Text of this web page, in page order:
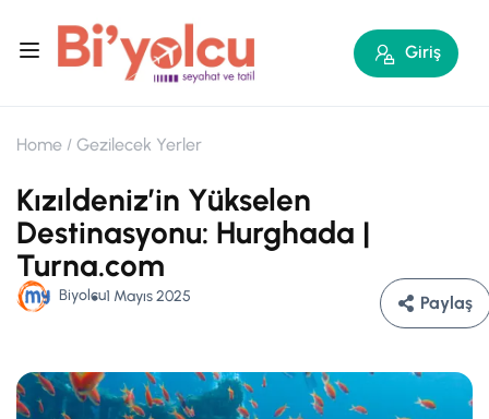
Giriş
Home Gezilecek Yerler
Kızıldeniz’in Yükselen
Destinasyonu: Hurghada |
Turna.com
Biyolcu1 Mayıs 2025 Paylaş